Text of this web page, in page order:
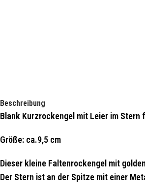
Beschreibung
Blank Kurzrockengel mit Leier im Stern
Größe: ca.9,5 cm
Dieser kleine Faltenrockengel mit
Der Stern ist an der Spitze mit einer